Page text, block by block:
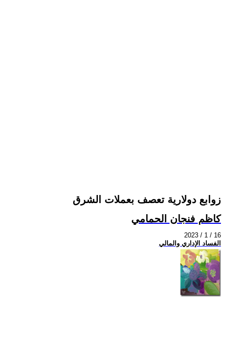
زوابع دولارية تعصف بعملات الشرق
كاظم فنجان الحمامي
2023 / 1 / 16
الفساد الإداري والمالي